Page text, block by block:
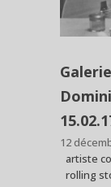
12
artiste
rolling